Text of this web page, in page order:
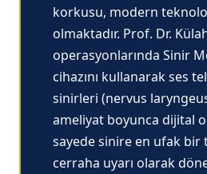
korkusu, modern
olmaktadır. Prof. Dr.
operasyonlarında Sinir
cihazını kullanarak ses
sinirleri (nervus
ameliyat boyunca dijital
sayede sinire en ufak bir
cerraha uyarı olarak